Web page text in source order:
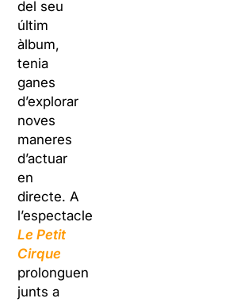
del seu
últim
àlbum,
tenia
ganes
d’explorar
noves
maneres
d’actuar
en
directe. A
l’espectacle
Le Petit
Cirque
prolonguen
junts a